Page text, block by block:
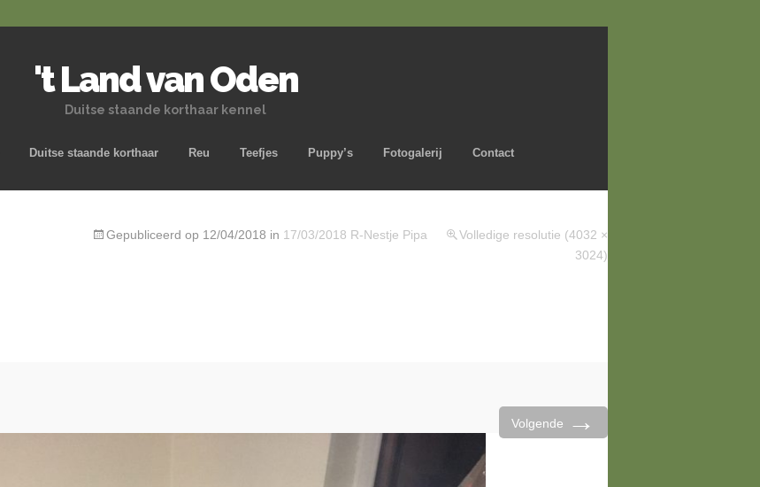
't Land van Oden
Duitse staande korthaar kennel
Naar de inhoud springen
Duitse staande korthaar Reu Teefjes Puppy’s Fotogalerij Contact
Gepubliceerd op 12/04/2018 in 17/03/2018 R-Nestje Pipa
Volledige resolutie (4032 ×
3024)
Volgende →